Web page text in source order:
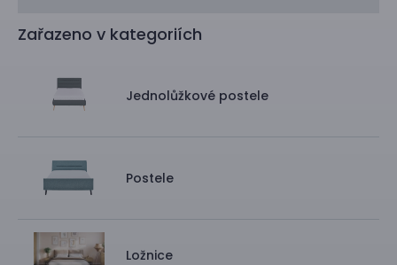
Zařazeno v kategoriích
Jednolůžkové postele
Postele
Ložnice